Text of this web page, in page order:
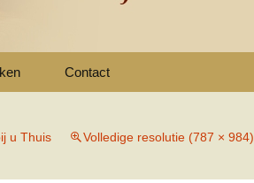
Contact
u Thuis Volledige resolutie (787 × 984)